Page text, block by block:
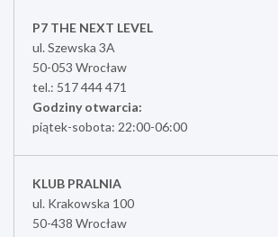
P7 THE NEXT LEVEL
ul. Szewska 3A
50-053 Wrocław
tel.: 517 444 471
Godziny otwarcia:
piątek-sobota: 22:00-06:00
KLUB PRALNIA
ul. Krakowska 100
50-438 Wrocław